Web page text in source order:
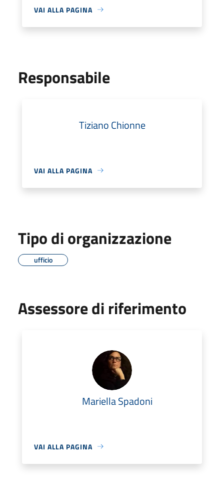
VAI ALLA PAGINA
Responsabile
Tiziano Chionne
VAI ALLA PAGINA
Tipo di organizzazione
ufficio
Assessore di riferimento
Mariella Spadoni
VAI ALLA PAGINA